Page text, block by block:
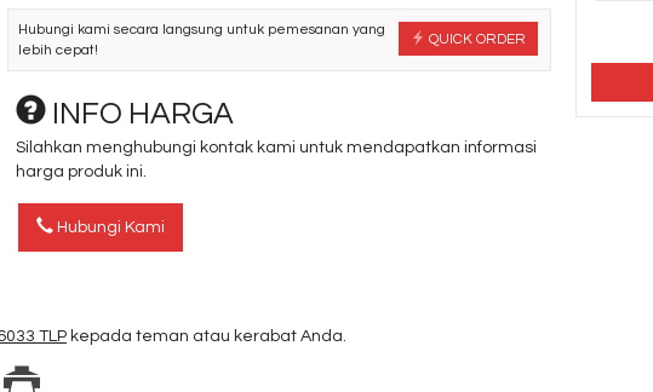
QUICK ORDER
Hubungi kami secara langsung untuk pemesanan yang
lebih cepat!
INFO HARGA
Silahkan menghubungi kontak kami untuk mendapatkan informasi
harga produk ini.
Hubungi Kami
TLP kepada teman atau kerabat Anda.